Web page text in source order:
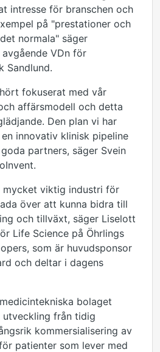
intresse för branschen och
på "prestationer och
normala" säger
VDn för
Sandlund.
fokuserat med vår
affärsmodell och detta
Den plan vi har
innovativ klinisk pipeline
partners, säger Svein
mycket viktig industri för
över att kunna bidra till
och tillväxt, säger Liselott
Life Science på Öhrlings
som är huvudsponsor
och deltar i dagens
bolaget
från tidig
kommersialisering av
patienter som lever med